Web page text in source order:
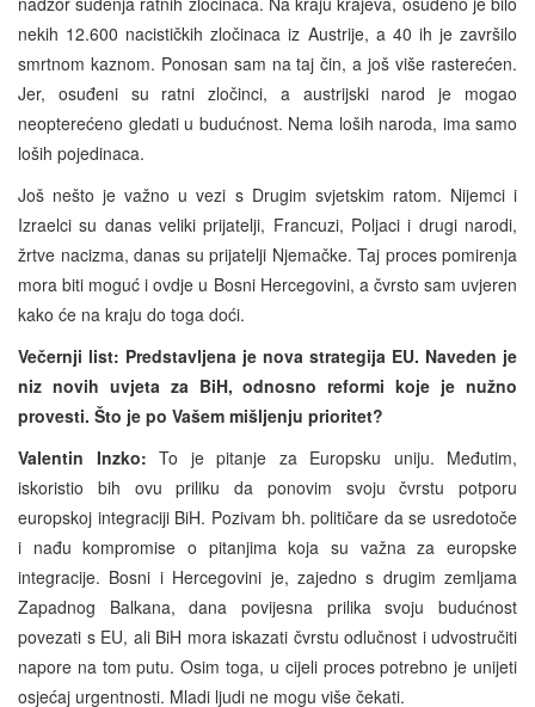
nekih 12.600 nacističkih zločinaca iz Austrije, a 40 ih je završilo
smrtnom kaznom. Ponosan sam na taj čin, a još više rasterećen.
Jer, osuđeni su ratni zločinci, a austrijski narod je mogao
neopterećeno gledati u budućnost. Nema loših naroda, ima samo
loših pojedinaca.
Još nešto je važno u vezi s Drugim svjetskim ratom. Nijemci i
Izraelci su danas veliki prijatelji, Francuzi, Poljaci i drugi narodi,
žrtve nacizma, danas su prijatelji Njemačke. Taj proces pomirenja
mora biti moguć i ovdje u Bosni Hercegovini, a čvrsto sam uvjeren
kako će na kraju do toga doći.
Večernji list: Predstavljena je nova strategija EU. Naveden je
niz novih uvjeta za BiH, odnosno reformi koje je nužno
provesti. Što je po Vašem mišljenju prioritet?
Valentin Inzko: To je pitanje za Europsku uniju. Međutim,
iskoristio bih ovu priliku da ponovim svoju čvrstu potporu
europskoj integraciji BiH. Pozivam bh. političare da se usredotoče
i nađu kompromise o pitanjima koja su važna za europske
integracije. Bosni i Hercegovini je, zajedno s drugim zemljama
Zapadnog Balkana, dana povijesna prilika svoju budućnost
povezati s EU, ali BiH mora iskazati čvrstu odlučnost i udvostručiti
napore na tom putu. Osim toga, u cijeli proces potrebno je unijeti
osjećaj urgentnosti. Mladi ljudi ne mogu više čekati.